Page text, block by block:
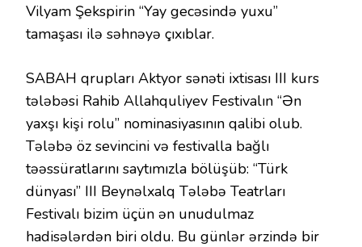
Vilyam Şekspirin “Yay gecəsində yuxu”
tamaşası ilə səhnəyə çıxıblar.
SABAH qrupları Aktyor sənəti ixtisası III kurs
tələbəsi Rahib Allahquliyev Festivalın “Ən
yaxşı kişi rolu” nominasiyasının qalibi olub.
Tələbə öz sevincini və festivalla bağlı
təəssüratlarını saytımızla bölüşüb: “Türk
dünyası” III Beynəlxalq Tələbə Teatrları
Festivalı bizim üçün ən unudulmaz
hadisələrdən biri oldu. Bu günlər ərzində bir